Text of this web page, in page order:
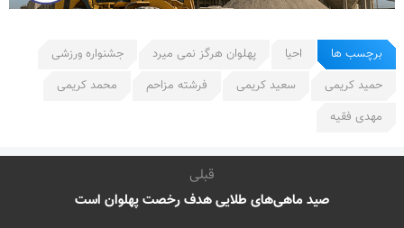
برچسب ها احیا پهلوان هرگز نمی میرد
جشنواره ورزشی
حمید کریمی
سعید کریمی فرشته مزاحم
محمد کریمی
مهدی فقیه
قبلی
صید ماهی‌های طلایی هدف رخصت پهلوان است